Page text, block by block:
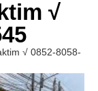
√
√ 0852-8058-